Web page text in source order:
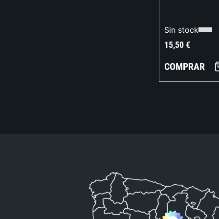
Sin stock
15,50€
COMPRAR